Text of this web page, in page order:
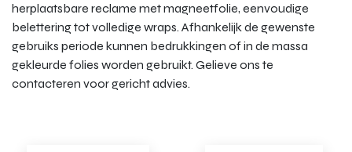
herplaatsbare reclame met magneetfolie, eenvoudige
belettering tot volledige wraps. Afhankelijk de gewenste
gebruiks periode kunnen bedrukkingen of in de massa
gekleurde folies worden gebruikt. Gelieve ons te
contacteren voor gericht advies.